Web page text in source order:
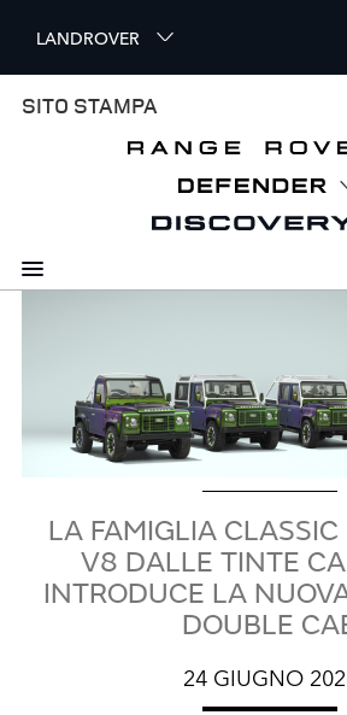
i
p
n
c
LANDROVER
SITO STAMPA
LA FAMIGLIA CLASSIC
V8 DALLE TINTE
INTRODUCE LA
DOUBLE
24 GIUGNO